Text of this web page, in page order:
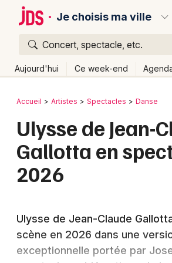
Je choisis ma ville
Concert, spectacle, etc.
Aujourd'hui Ce week-end
Publier un événement
Grands événements
Manifestations
Foires & salons
Bordeaux
Colmar
Lille
Marseille
Mulhouse
Retour
Accueil Artistes Spectacles Danse
Ulysse de Jean-
Gallotta en
2026
Ulysse de Jean-Claude
scène en 2026 dans une
exceptionnelle portée par
Quoi ?
Où ?
Quand ?
Aujourd'hui
Demain Ce week-end